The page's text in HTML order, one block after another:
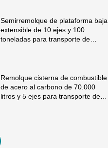
Semirremolque de plataforma baja
extensible de 10 ejes y 100
toneladas para transporte de
Remolque cisterna de combustible
de acero al carbono de 70.000
litros y 5 ejes para transporte de